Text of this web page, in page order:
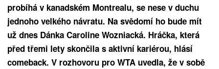
probíhá v kanadském Montrealu, se nese v duchu
jednoho velkého návratu. Na svědomí ho bude mít
už dnes Dánka Caroline Wozniacká. Hráčka, která
před třemi lety skončila s aktivní kariérou, hlásí
comeback. V rozhovoru pro WTA uvedla, že v sobě